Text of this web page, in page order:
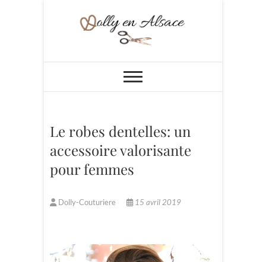
Dolly en Alsace
Le robes dentelles: un
accessoire valorisante
pour femmes
Dolly-Couturiere 15 avril 2019